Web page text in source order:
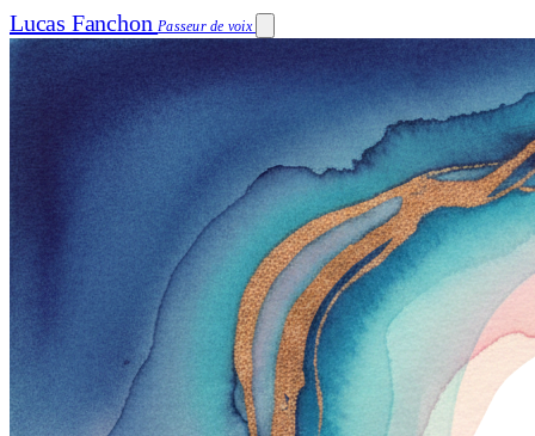
Lucas Fanchon Passeur de voix